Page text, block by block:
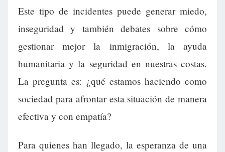
Este tipo de incidentes puede generar miedo,
inseguridad y también debates sobre cómo
gestionar mejor la inmigración, la ayuda
humanitaria y la seguridad en nuestras costas.
La pregunta es: ¿qué estamos haciendo como
sociedad para afrontar esta situación de manera
efectiva y con empatía?
Para quienes han llegado, la esperanza de una